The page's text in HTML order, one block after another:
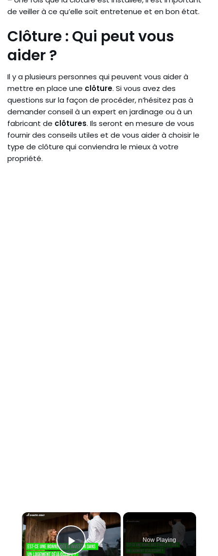
de veiller à ce qu’elle soit entretenue et en bon état.
Clôture : Qui peut vous
aider ?
Il y a plusieurs personnes qui peuvent vous aider à
mettre en place une clôture. Si vous avez des
questions sur la façon de procéder, n’hésitez pas à
demander conseil à un expert en jardinage ou à un
fabricant de clôtures. Ils seront en mesure de vous
fournir des conseils utiles et de vous aider à choisir le
type de clôture qui conviendra le mieux à votre
propriété.
×
Now Playing